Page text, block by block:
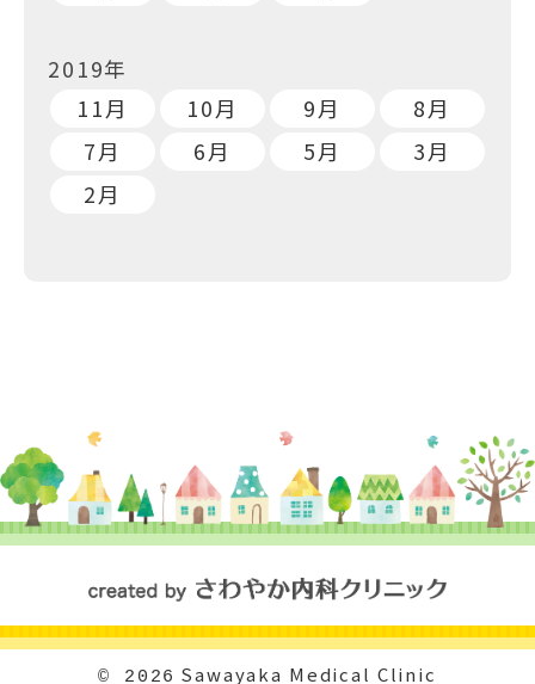
2019年
11月
10月 9月
8月
7月
6月 5月
3月
2月
© 2026 Sawayaka Medical Clinic